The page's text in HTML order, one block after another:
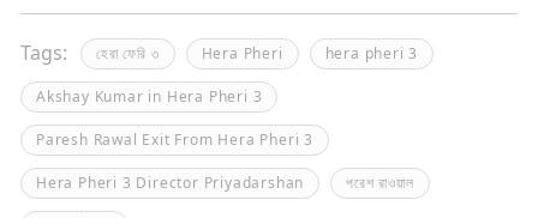
Tags: হেরা ফেরি ৩ Hera Pheri hera pheri 3
Akshay Kumar in Hera Pheri 3
Paresh Rawal Exit From Hera Pheri 3
Hera Pheri 3 Director Priyadarshan পরেশ রাওয়াল